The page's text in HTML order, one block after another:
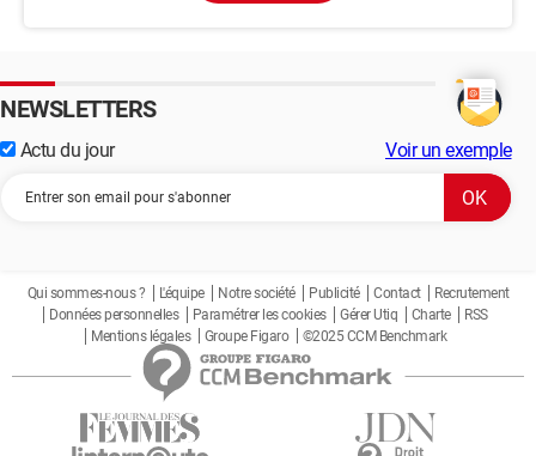
NEWSLETTERS
Actu du jour Voir un exemple
Qui sommes-nous ? L'équipe Notre société Publicité Contact
Recrutement
Données personnelles
Paramétrer les cookies Gérer Utiq Charte
RSS
Mentions légales
Groupe Figaro ©2025 CCM Benchmark